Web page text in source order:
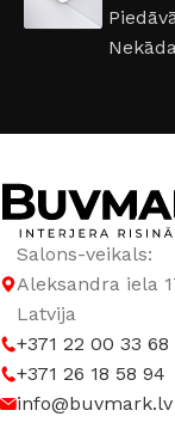
860 × 2050 mm ,
Salons-veikals:
Aleksandra iela
Latvija
+371 22 00 33 68
+371 26 18 58 94
info@buvmark.lv